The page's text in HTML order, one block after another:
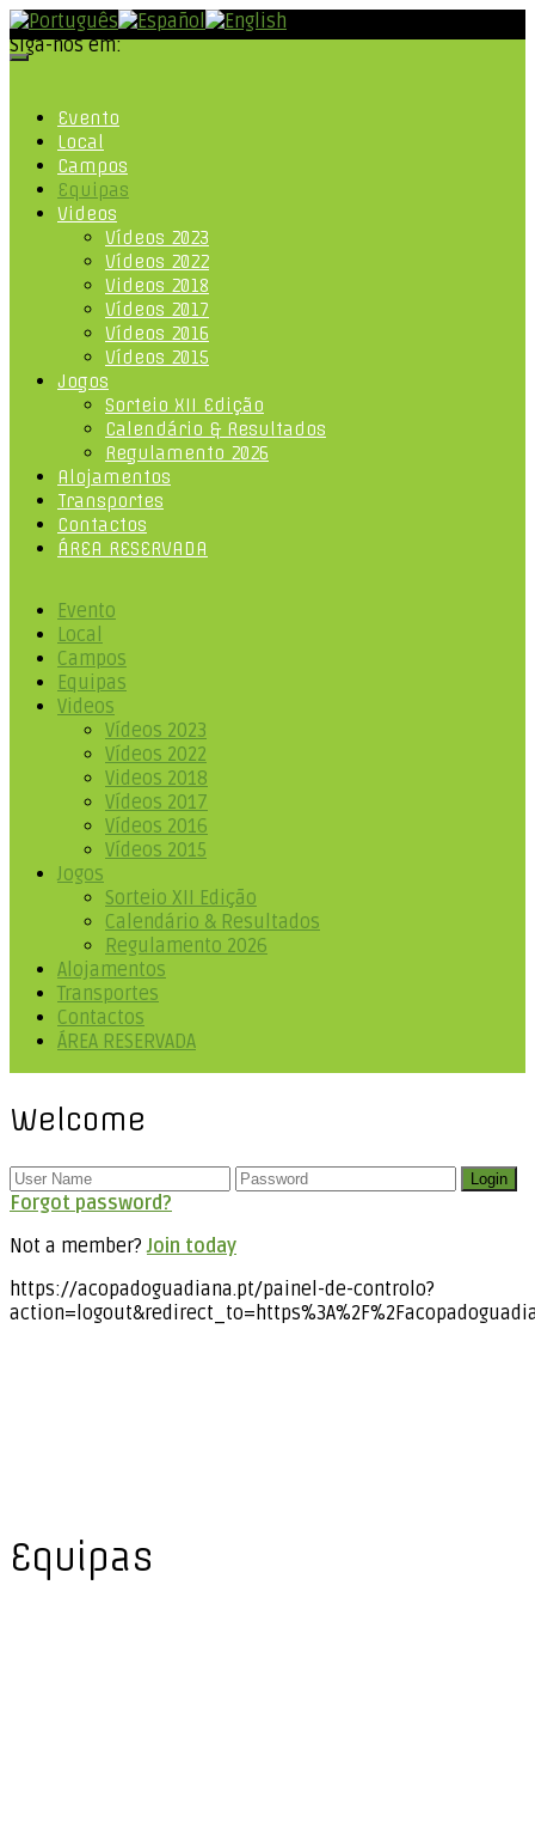
Siga-nos em:
Evento
Local
Campos
Equipas
Videos
Vídeos 2023
Vídeos 2022
Videos 2018
Vídeos 2017
Vídeos 2016
Vídeos 2015
Jogos
Sorteio XII Edição
Calendário & Resultados
Regulamento 2026
Alojamentos
Transportes
Contactos
ÁREA RESERVADA
Evento
Local
Campos
Equipas
Videos
Vídeos 2023
Vídeos 2022
Videos 2018
Vídeos 2017
Vídeos 2016
Vídeos 2015
Jogos
Sorteio XII Edição
Calendário & Resultados
Regulamento 2026
Alojamentos
Transportes
Contactos
ÁREA RESERVADA
Welcome
Forgot password?
Not a member?Join today
https://acopadoguadiana.pt/painel-de-controlo?
Equipas